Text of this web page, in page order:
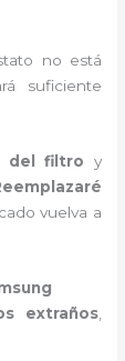
no está
suficiente
del filtro y
vuelva a
extraños,